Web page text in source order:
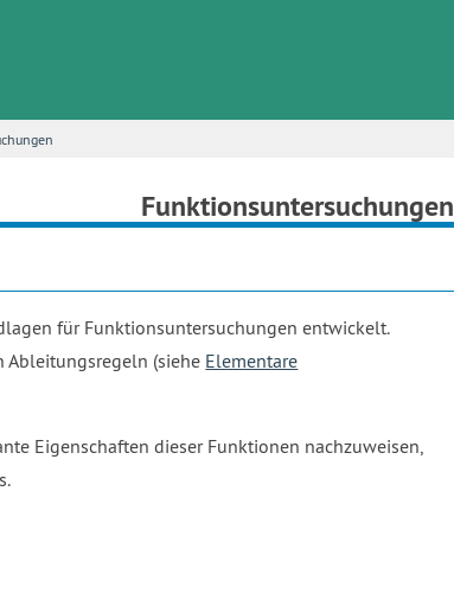
Funktionsuntersuchungen
für Funktionsuntersuchungen entwickelt.
Ableitungsregeln (siehe Elementare
Eigenschaften dieser Funktionen nachzuweisen,